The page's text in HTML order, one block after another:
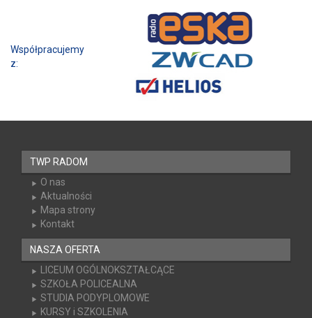
Współpracujemy z:
TWP RADOM
O nas
Aktualności
Mapa strony
Kontakt
NASZA OFERTA
LICEUM OGÓLNOKSZTAŁCĄCE
SZKOŁA POLICEALNA
STUDIA PODYPLOMOWE
KURSY i SZKOLENIA